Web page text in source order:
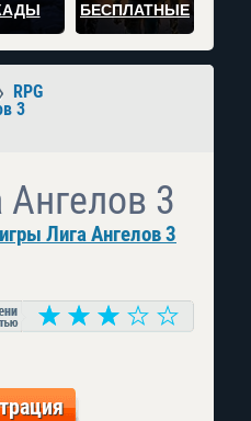
БЕСПЛАТНЫЕ
RPG
3
3
Лига Ангелов 3